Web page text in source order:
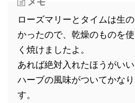
ローズマリーとタイムは生
かったので、乾燥のものを
く焼けましたよ。
あれば絶対入れたほうがいい
ハーブの風味がついてかな
す。